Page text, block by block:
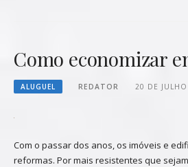
Como economizar
ALUGUEL REDATOR 20 DE
Com o passar dos anos, os imóveis e
reformas. Por mais resistentes que